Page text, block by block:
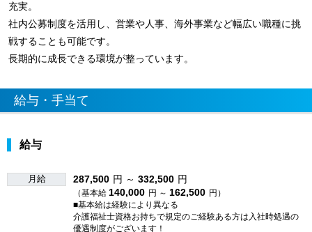
充実。
社内公募制度を活用し、営業や人事、海外事業など幅広い職種に挑
戦することも可能です。
長期的に成長できる環境が整っています。
給与・手当て
給与
月給 287,500 円 ～ 332,500 円
（基本給 140,000 円 ～ 162,500 円）
■基本給は経験により異なる
介護福祉士資格お持ちで規定のご経験ある方は入社時処遇の
優遇制度がございます！